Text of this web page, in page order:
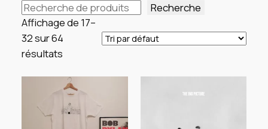
Recherche
Affichage de 17–
32 sur 64
résultats